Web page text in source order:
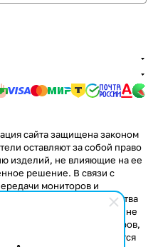
сайта защищена законом
оставляют за собой право
изделий, не влияющие на ее
решение. В связи с
мониторов и
некоторые свойства
продукции могут не
на сайте. Стоимость товаров,
"Акция!" распространяется